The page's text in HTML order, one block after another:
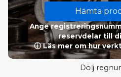
Hämta
Ange
reservdelar till
ⓘ Läs mer om hur
Dölj